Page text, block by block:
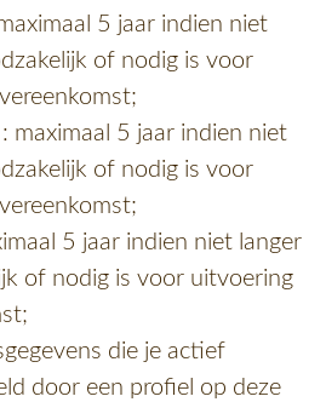
5 jaar indien niet
of nodig is voor
maximaal 5 jaar indien niet
of nodig is voor
5 jaar indien niet langer
of nodig is voor uitvoering
die je actief
door een profiel op deze